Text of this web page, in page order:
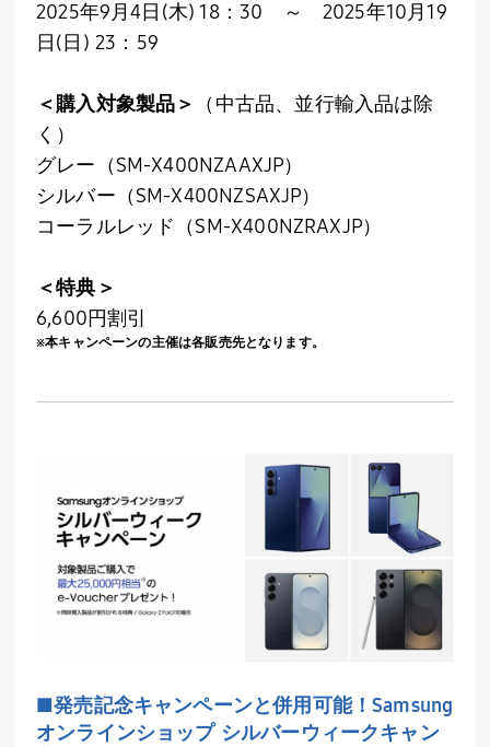
2025年9月4日 (木) 18： 30 ～ 2025年10月19
日(日 ) 23 ： 59
＜購入対象製品＞
（中古品、並行輸入品は除
く）
グレー（SM-X400NZAAXJP）
シルバー（SM-X400NZSAXJP）
コーラルレッド（SM-X400NZRAXJP）
＜特典＞
6,600円割引
※本キャンペーンの主催は各販売先となります。
■発売記念キャンペーンと併用可能！Samsung
オンラインショップ シルバーウィークキャン